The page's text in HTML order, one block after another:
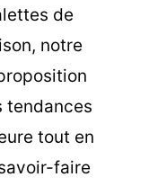
de
notre
tendances
tout en
faire